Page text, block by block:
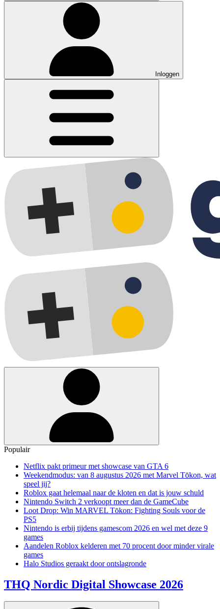
Inloggen
Populair
Netflix pakt primeur met showcase van GTA 6
Weekendmodus: van 8 augustus 2026 met Marvel Tōkon, wat
speel jij?
Roblox gaat helemaal naar de kloten en dat is jouw schuld
Nintendo Switch 2 verkoopt meer dan de GameCube
Loot Drop: Win MARVEL Tōkon: Fighting Souls voor de
PS5
Nintendo is erbij tijdens gamescom 2026 en wel met deze 9
games
Aandelen Roblox kelderen met 70 procent door minder virale
games
Halo Studios geraakt door ontslagronde
THQ Nordic Digital Showcase 2026